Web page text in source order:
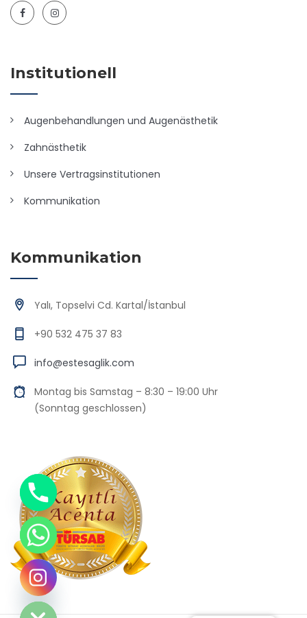
Institutionell
Augenbehandlungen und Augenästhetik
Zahnästhetik
Unsere Vertragsinstitutionen
Kommunikation
Kommunikation
Yalı, Topselvi Cd. Kartal/İstanbul
+90 532 475 37 83
info@estesaglik.com
Montag bis Samstag – 8:30 – 19:00 Uhr
(Sonntag geschlossen)
Hide
Chaty